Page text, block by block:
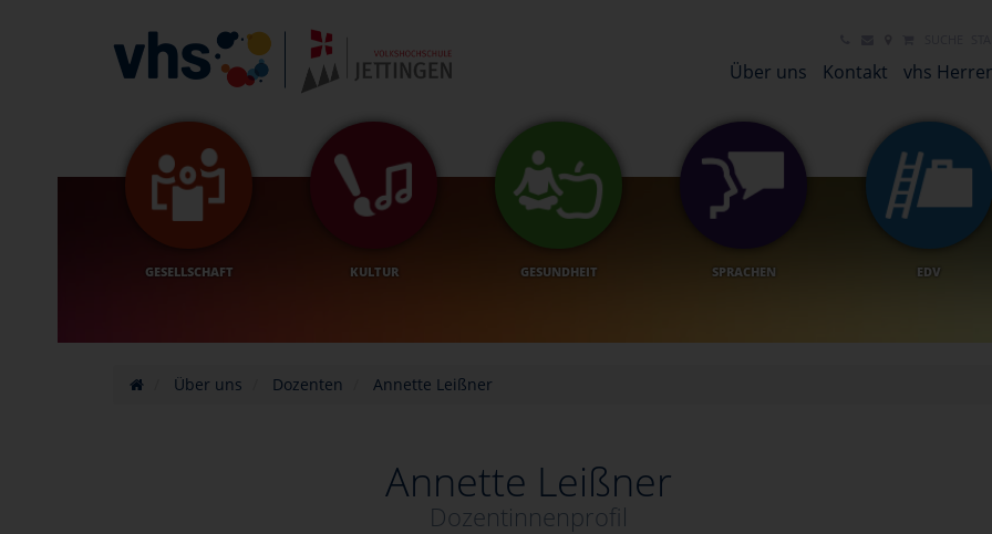
Über uns Kontakt vhs
GESELLSCHAFT KULTUR GESUNDHEIT SPRACHEN EDV
Über uns Dozenten Annette Leißner
Annette Leißner
Dozentinnenprofil